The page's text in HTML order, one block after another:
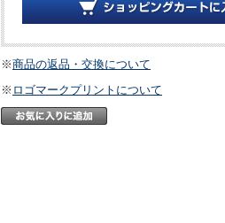
※商品の返品・交換について
※ ロゴマークプリントについて